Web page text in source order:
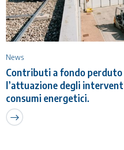
News
Contributi a fondo perduto
l’attuazione degli
consumi energetici.